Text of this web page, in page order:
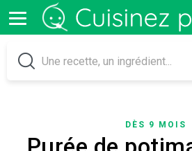
DÈS 9 MOIS